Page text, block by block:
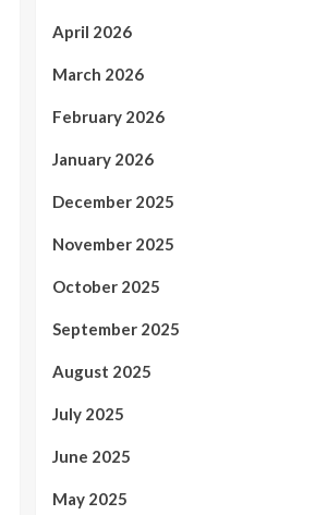
April 2026
March 2026
February 2026
January 2026
December 2025
November 2025
October 2025
September 2025
August 2025
July 2025
June 2025
May 2025